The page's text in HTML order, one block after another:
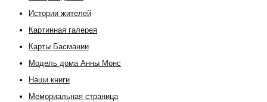
Истории жителей
Картинная галерея
Карты Басмании
Модель дома Анны Монс
Наши книги
Мемориальная страница